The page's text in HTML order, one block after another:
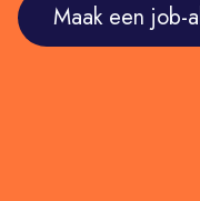
Maak een job-